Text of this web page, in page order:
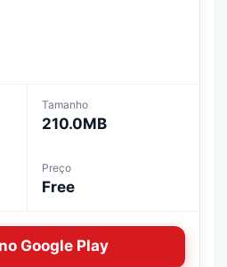
Tamanho
210.0MB
Preço
Free
Google Play